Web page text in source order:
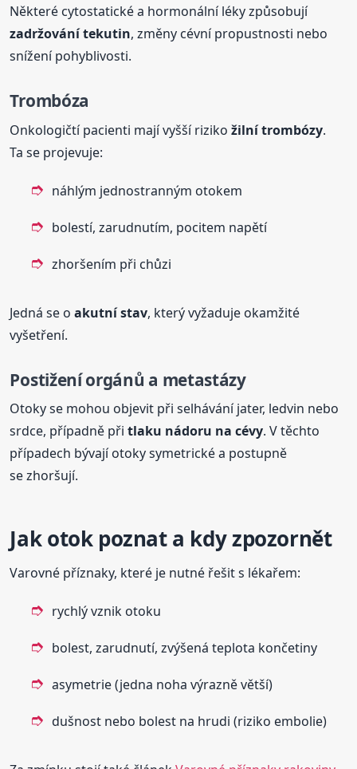
Některé cytostatické a hormonální léky způsobují
zadržování tekutin, změny cévní propustnosti nebo
snížení pohyblivosti.
Trombóza
Onkologičtí pacienti mají vyšší rizikožilní trombózy.
Ta se projevuje:
náhlým jednostranným otokem
bolestí, zarudnutím, pocitem napětí
zhoršením při chůzi
Jedná se oakutní stav, který vyžaduje okamžité
vyšetření.
Postižení orgánů a metastázy
Otoky se mohou objevit při selhávání jater, ledvin nebo
srdce, případně přitlaku nádoru na cévy. V těchto
případech bývají otoky symetrické a postupně
se zhoršují.
Jak otok poznat a kdy zpozornět
Varovné příznaky, které je nutné řešit s lékařem:
rychlý vznik otoku
bolest, zarudnutí, zvýšená teplota končetiny
asymetrie (jedna noha výrazně větší)
dušnost nebo bolest na hrudi (riziko embolie)